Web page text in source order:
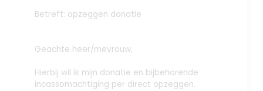
Betreft: opzeggen donatie
Geachte heer/mevrouw,
Hierbij wil ik mijn donatie en bijbehorende
incassomachtiging per direct opzeggen.